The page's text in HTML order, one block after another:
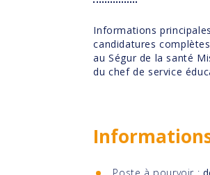
Informations
candidatures
au Ségur de la santé
du chef de service
Poste à pourvoir :